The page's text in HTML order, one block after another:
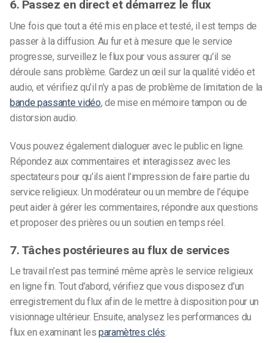
6. Passez en direct et démarrez le flux
Une fois que tout a été mis en place et testé, il est temps de
passer à la diffusion. Au fur et à mesure que le service
progresse, surveillez le flux pour vous assurer qu’il se
déroule sans problème. Gardez un œil sur la qualité vidéo et
audio, et vérifiez qu’il n’y a pas de problème de limitation de la
bande passante vidéo, de mise en mémoire tampon ou de
distorsion audio.
Vous pouvez également dialoguer avec le public en ligne.
Répondez aux commentaires et interagissez avec les
spectateurs pour qu’ils aient l’impression de faire partie du
service religieux. Un modérateur ou un membre de l’équipe
peut aider à gérer les commentaires, répondre aux questions
et proposer des prières ou un soutien en temps réel.
7. Tâches postérieures au flux de services
Le travail n’est pas terminé même après le service religieux
en ligne fin. Tout d’abord, vérifiez que vous disposez d’un
enregistrement du flux afin de le mettre à disposition pour un
visionnage ultérieur. Ensuite, analysez les performances du
flux en examinant les paramètres clés: